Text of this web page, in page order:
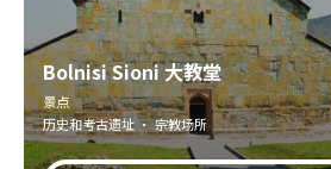
Bolnisi Sioni 大教堂
景点
历史和考古遗址 · 宗教场所